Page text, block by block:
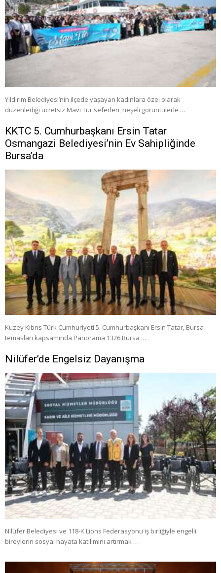
Yıldırım Belediyesi’nin ilçede yaşayan kadınlara özel olarak
düzenlediği ücretsiz Mavi Tur seferleri, neşeli görüntülerle …
KKTC 5. Cumhurbaşkanı Ersin Tatar
Osmangazi Belediyesi’nin Ev Sahipliğinde
Bursa’da
Kuzey Kıbrıs Türk Cumhuriyeti 5. Cumhurbaşkanı Ersin Tatar, Bursa
temasları kapsamında Panorama 1326 Bursa …
Nilüfer’de Engelsiz Dayanışma
Nilüfer Belediyesi ve 118-K Lions Federasyonu iş birliğiyle engelli
bireylerin sosyal hayata katılımını artırmak …